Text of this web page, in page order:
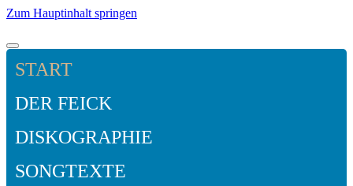
Zum Hauptinhalt springen
START
DER FEICK
DISKOGRAPHIE
SONGTEXTE